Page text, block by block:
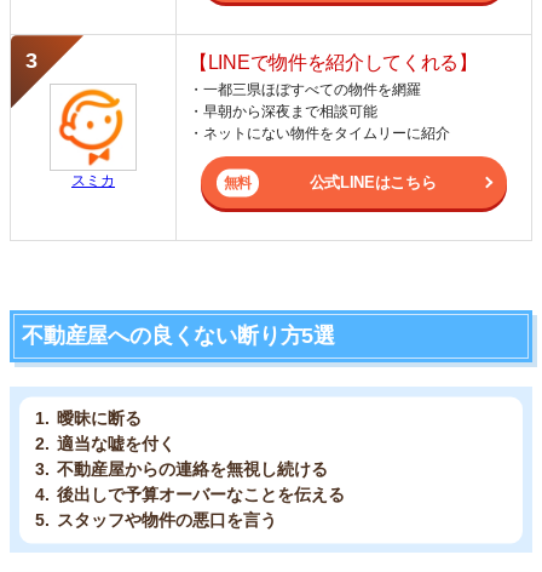
スミカ
【LINEで物件を紹介してくれる】
・一都三県ほぼすべての物件を網羅
・早朝から深夜まで相談可能
・ネットにない物件をタイムリーに紹介
公式LINEはこちら
不動産屋への良くない断り方5選
曖昧に断る
適当な嘘を付く
不動産屋からの連絡を無視し続ける
後出しで予算オーバーなことを伝える
スタッフや物件の悪口を言う